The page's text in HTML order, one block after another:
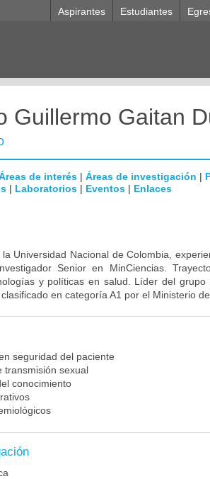
Aspirantes Estudiantes
Guillermo Gaitan
de interés | Áreas de investigación |
| Laboratorios | Eventos | Enlaces
Universidad Nacional de Colombia,
Senior en MinCiencias.
y políticas en salud. Líder del grupo
en categoría A1 por el Ministerio
seguridad del paciente
transmisión sexual
conocimiento